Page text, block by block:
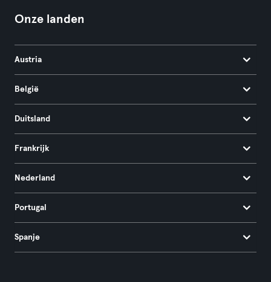
Onze landen
Austria
België
Duitsland
Frankrijk
Nederland
Portugal
Spanje